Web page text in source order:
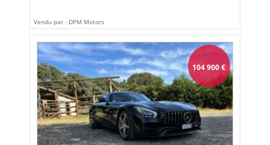
Vendu par : DPM Motors
104 900€